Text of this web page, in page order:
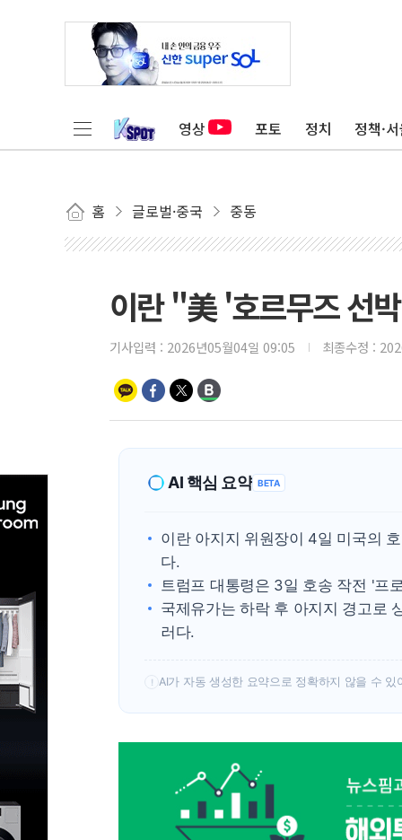
영상 포토 정치 정책·
홈 글로벌·중국 중동
이란 "美 '호르무즈 선
기사입력 : 2026년05월04일 09:05 최종수정 :
AI 핵심 요약 BETA
이란 아지지 위원장이 4일 미국의
다.
트럼프 대통령은 3일 호송 작전 '프
국제유가는 하락 후 아지지 경고로
러다.
! AI가 자동 생성한 요약으로 정확하지 않을 수 있